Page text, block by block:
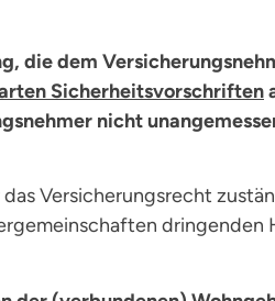
die dem
Sicherheitsvorschriften
nicht
Versicherungsrecht
dringenden